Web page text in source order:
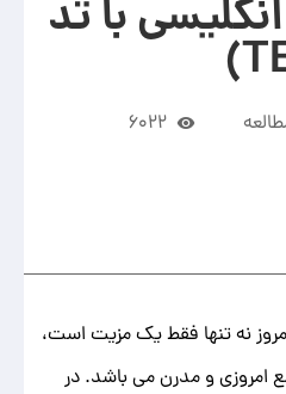
با تد
6022
نه تنها فقط یک مزیت است،
امروزی و مدرن می باشد. در